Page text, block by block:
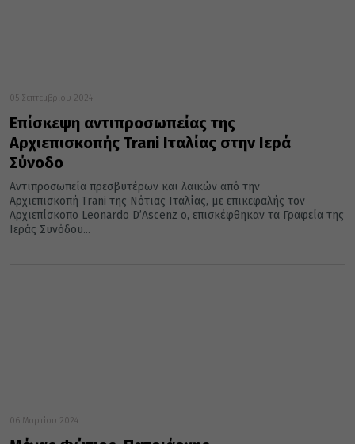
05 Σεπτεμβρίου 2024
Επίσκεψη αντιπροσωπείας της
Aρχιεπισκοπής Trani Ιταλίας στην Ιερά
Σύνοδο
Αντιπροσωπεία πρεσβυτέρων και λαϊκών από την
Αρχιεπισκοπή Trani της Νότιας Ιταλίας, με επικεφαλής τον
Αρχιεπίσκοπο Leonardo D’Ascenz o, επισκέφθηκαν τα Γραφεία της
Ιεράς Συνόδου...
06 Μαρτίου 2024